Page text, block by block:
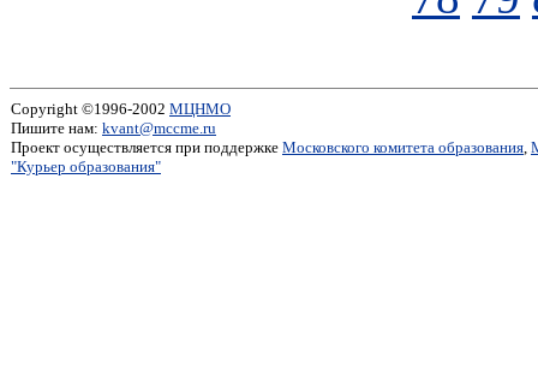
Copyright ©1996-2002 МЦНМО
Пишите нам: kvant@mccme.ru
Проект осуществляется при поддержке Московского комитета образования,
"Курьер образования"